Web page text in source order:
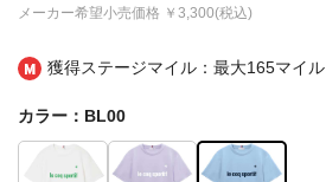
獲得ステージマイル：最大165マイル
メーカー希望小売価格 ￥3,300(税込)
カラー：BL00